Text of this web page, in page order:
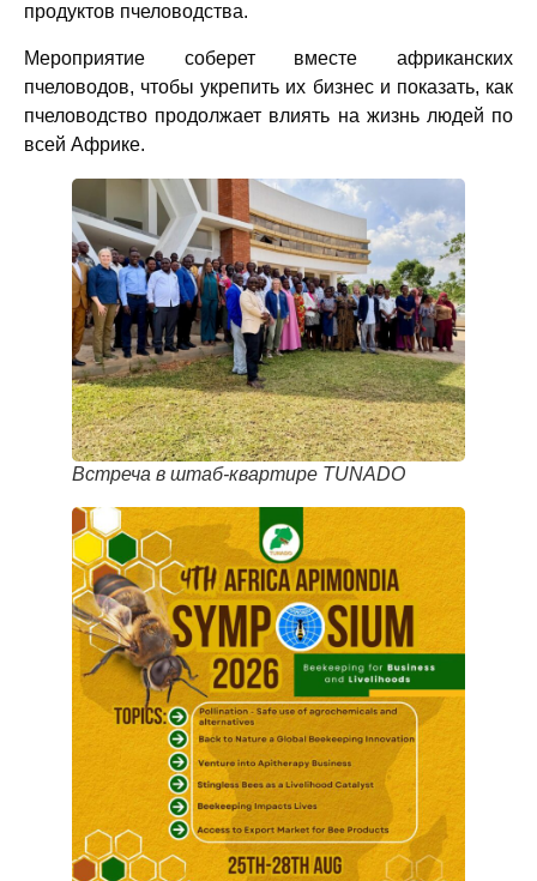
продуктов пчеловодства.
Мероприятие соберет вместе африканских
пчеловодов, чтобы укрепить их бизнес и показать, как
пчеловодство продолжает влиять на жизнь людей по
всей Африке.
Встреча в штаб-квартире TUNADO